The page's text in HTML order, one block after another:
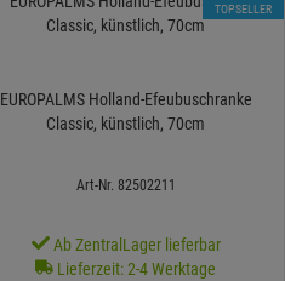
EUROPALMS Holland-Efeubuschranke
Classic, künstlich, 70cm
Art-Nr. 82502211
Ab ZentralLager lieferbar
Lieferzeit: 2-4 Werktage
TOPSELLER